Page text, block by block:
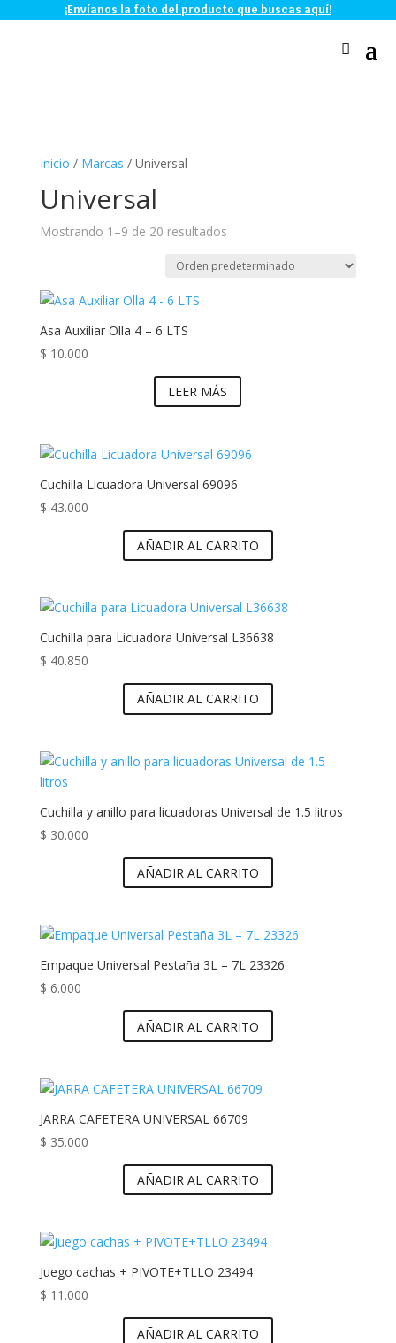
¡Envíanos la foto del producto que buscas aquí!
Inicio / Marcas / Universal
Universal
Mostrando 1–9 de 20 resultados
Asa Auxiliar Olla 4 – 6 LTS
$ 10.000
LEER MÁS
Cuchilla Licuadora Universal 69096
$ 43.000
AÑADIR AL CARRITO
Cuchilla para Licuadora Universal L36638
$ 40.850
AÑADIR AL CARRITO
Cuchilla y anillo para licuadoras Universal de 1.5 litros
$ 30.000
AÑADIR AL CARRITO
Empaque Universal Pestaña 3L – 7L 23326
$ 6.000
AÑADIR AL CARRITO
JARRA CAFETERA UNIVERSAL 66709
$ 35.000
AÑADIR AL CARRITO
Juego cachas + PIVOTE+TLLO 23494
$ 11.000
AÑADIR AL CARRITO